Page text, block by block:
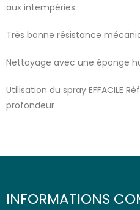
aux intempéries
Très bonne résistance
Nettoyage avec une éponge
Utilisation du spray EFFACILE
profondeur
INFORMATIONS